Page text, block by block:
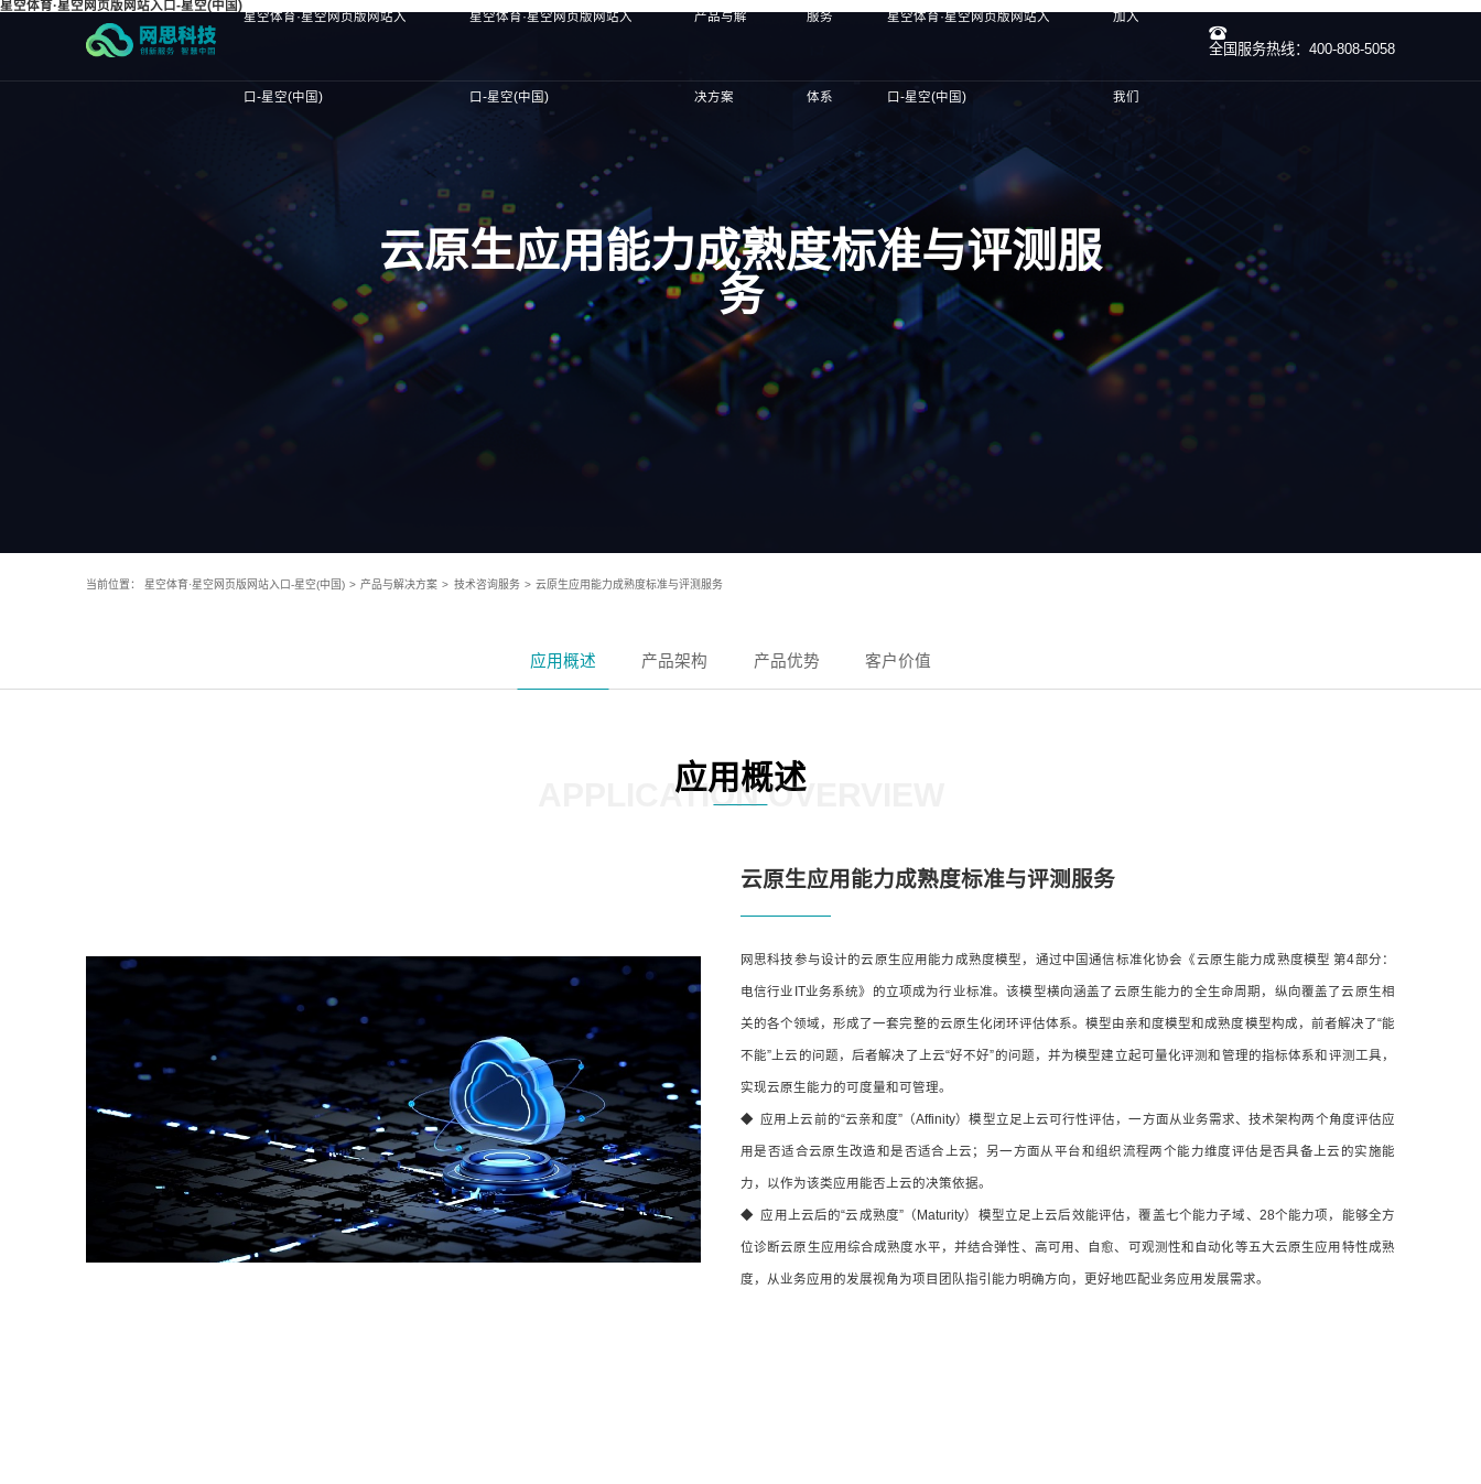
星空体育·星空网页版网站入口-星空(中国)
星空体育·星空网页版网站入
口-星空(中国)
星空体育·星空网页版网站入
口-星空(中国)
产品与解
决方案
服务
体系
星空体育·星空网页版网站入
口-星空(中国)
加入
我们
全国服务热线：400-808-5058
云原生应用能力成熟度标准与评测服
务
当前位置： 星空体育·星空网页版网站入口-星空(中国) > 产品与解决方案 > 技术咨询服务 > 云原生应用能力成熟度标准与评测服务
应用概述 产品架构 产品优势 客户价值
应用概述
APPLICATION OVERVIEW
云原生应用能力成熟度标准与评测服务
网思科技参与设计的云原生应用能力成熟度模型，通过中国通信标准化协会《云原生能力成熟度模型 第4部分：
电信行业IT业务系统》的立项成为行业标准。该模型横向涵盖了云原生能力的全生命周期，纵向覆盖了云原生相
关的各个领域，形成了一套完整的云原生化闭环评估体系。模型由亲和度模型和成熟度模型构成，前者解决了“能
不能”上云的问题，后者解决了上云“好不好”的问题，并为模型建立起可量化评测和管理的指标体系和评测工具，
实现云原生能力的可度量和可管理。
◆ 应用上云前的“云亲和度”（Affinity）模型立足上云可行性评估，一方面从业务需求、技术架构两个角度评估应
用是否适合云原生改造和是否适合上云；另一方面从平台和组织流程两个能力维度评估是否具备上云的实施能
力，以作为该类应用能否上云的决策依据。
◆ 应用上云后的“云成熟度”（Maturity）模型立足上云后效能评估，覆盖七个能力子域、28个能力项，能够全方
位诊断云原生应用综合成熟度水平，并结合弹性、高可用、自愈、可观测性和自动化等五大云原生应用特性成熟
度，从业务应用的发展视角为项目团队指引能力明确方向，更好地匹配业务应用发展需求。